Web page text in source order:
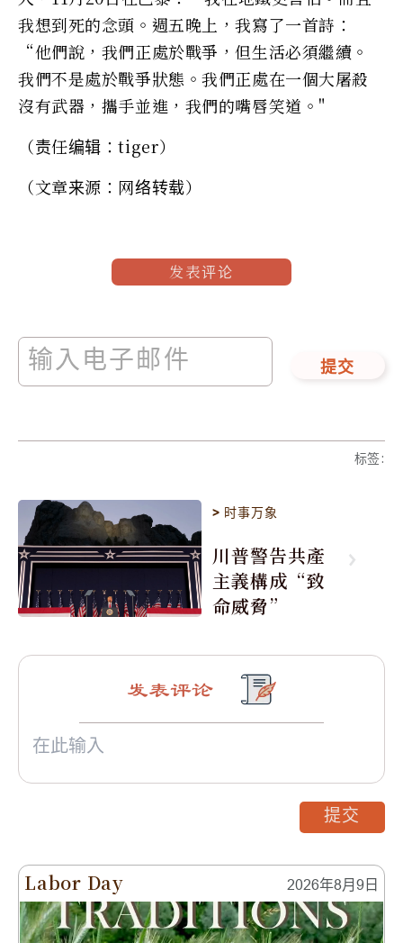
我想到死的念頭。週五晚上，我寫了一首詩：
“他們說，我們正處於戰爭，但生活必須繼續。
我們不是處於戰爭狀態。我們正處在一個大屠殺
沒有武器，攜手並進，我們的嘴唇笑道。"
（责任编辑：tiger）
（文章来源：网络转载）
发表评论
提交
标签:
> 时事万象
川普警告共產
主義構成“致
命威脅”
Labor Day 2026年8月9日
发表评论
提交